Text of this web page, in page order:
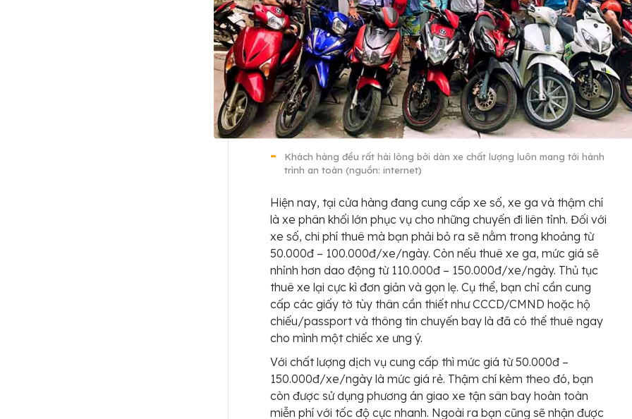
Khách hàng đều rất hài lòng bởi dàn xe chất lượng luôn mang tới hành
trình an toàn (nguồn: internet)
Hiện nay, tại cửa hàng đang cung cấp xe số, xe ga và thậm chí
là xe phân khối lớn phục vụ cho những chuyến đi liên tỉnh. Đối với
xe số, chi phí thuê mà bạn phải bỏ ra sẽ nằm trong khoảng từ
50.000đ – 100.000đ/xe/ngày. Còn nếu thuê xe ga, mức giá sẽ
nhỉnh hơn dao động từ 110.000đ – 150.000đ/xe/ngày. Thủ tục
thuê xe lại cực kì đơn giản và gọn lẹ. Cụ thể, bạn chỉ cần cung
cấp các giấy tờ tùy thân cần thiết như CCCD/CMND hoặc hộ
chiếu/passport và thông tin chuyến bay là đã có thế thuê ngay
cho mình một chiếc xe ưng ý.
Với chất lượng dịch vụ cung cấp thì mức giá từ 50.000đ –
150.000đ/xe/ngày là mức giá rẻ. Thậm chí kèm theo đó, bạn
còn được sử dụng phương án giao xe tận sân bay hoàn toàn
miễn phí với tốc độ cực nhanh. Ngoài ra bạn cũng sẽ nhận được